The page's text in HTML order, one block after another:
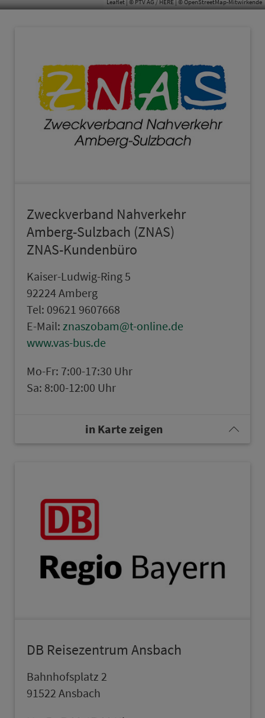
Zweck­ver­band Nah­ver­kehr
Amberg-Sulzbach (ZNAS)
ZNAS-Kun­den­bü­ro
Kaiser-Ludwig-Ring 5
92224 Amberg
Tel: 09621 9607668
E-Mail: znaszobam@t-online.de
www.vas-bus.de
Mo-Fr: 7:00-17:30 Uhr
Sa: 8:00-12:00 Uhr
in Karte zeigen
DB Reisezentrum Ans­bach
Bahn­hofsplatz 2
91522 Ans­bach